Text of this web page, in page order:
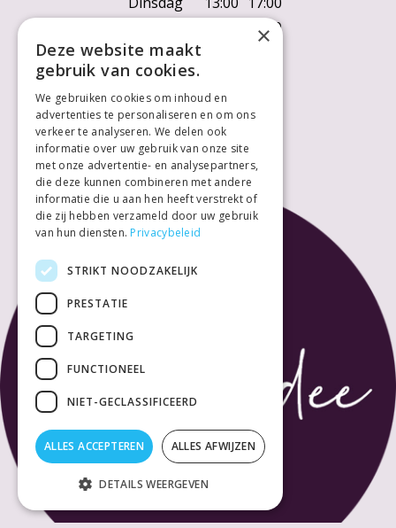
18:00
Donderdag
Vrijdag
Zaterdag
10:00
Zondag
Gesloten
×
Deze website maakt
gebruik van cookies.
We gebruiken cookies om inhoud en
advertenties te personaliseren en om ons
verkeer te analyseren. We delen ook
informatie over uw gebruik van onze site
met onze advertentie- en analysepartners,
die deze kunnen combineren met andere
informatie die u aan hen heeft verstrekt of
die zij hebben verzameld door uw gebruik
van hun diensten. Privacybeleid
STRIKT NOODZAKELIJK
PRESTATIE
TARGETING
FUNCTIONEEL
NIET-GECLASSIFICEERD
ALLES ACCEPTEREN ALLES AFWIJZEN
DETAILS WEERGEVEN